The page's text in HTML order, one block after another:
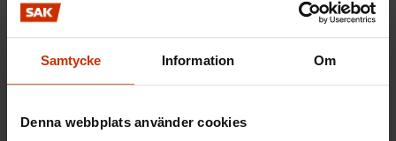
Samtycke Information Om
Denna webbplats använder cookies
synlighet i den offentliga debatten. Matbuden har